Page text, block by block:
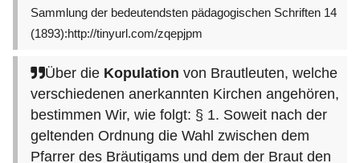
Sammlung der bedeutendsten pädagogischen Schriften 14
(1893):http://tinyurl.com/zqepjpm
Über die Kopulation von Brautleuten, welche
verschiedenen anerkannten Kirchen angehören,
bestimmen Wir, wie folgt: § 1. Soweit nach der
geltenden Ordnung die Wahl zwischen dem
Pfarrer des Bräutigams und dem der Braut den